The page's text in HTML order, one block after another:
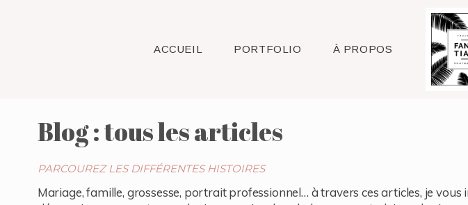
ACCUEIL PORTFOLIO À PROPOS
Blog : tous les articles
PARCOUREZ LES DIFFÉRENTES HISTOIRES
Mariage, famille, grossesse, portrait professionnel… à travers ces articles, je